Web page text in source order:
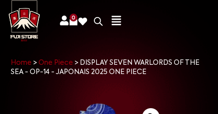
0
Home >One Piece > DISPLAY SEVEN WARLORDS OF THE
SEA - OP-14 - JAPONAIS 2025 ONE PIECE